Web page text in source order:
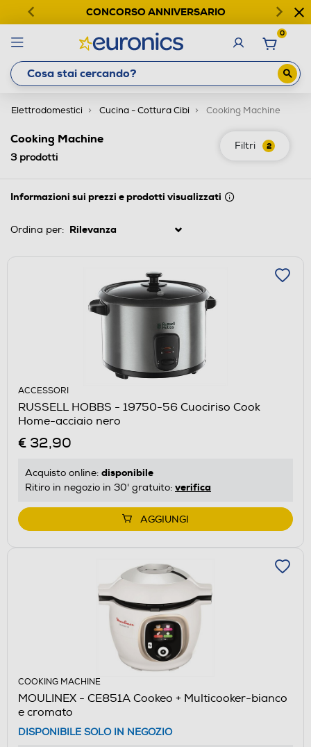
CONCORSO ANNIVERSARIO
0
Elettrodomestici Cucina - Cottura Cibi Cooking Machine
Filtri 2
Cooking Machine
3prodotti
Informazioni sui prezzi e prodotti visualizzati
Ordina per:
ACCESSORI
RUSSELL HOBBS - 19750-56 Cuociriso Cook
Home-acciaio nero
€ 32,90
Acquisto online: disponibile
Ritiro in negozio in 30' gratuito: verifica
AGGIUNGI
COOKING MACHINE
MOULINEX - CE851A Cookeo + Multicooker-bianco
e cromato
DISPONIBILE SOLO IN NEGOZIO